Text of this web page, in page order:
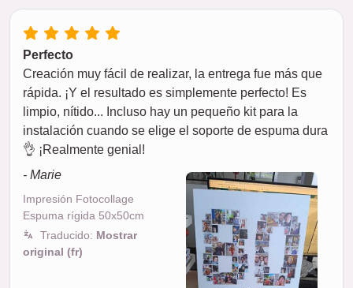
Perfecto
Creación muy fácil de realizar, la entrega fue más que
rápida. ¡Y el resultado es simplemente perfecto! Es
limpio, nítido... Incluso hay un pequeño kit para la
instalación cuando se elige el soporte de espuma dura
👌 ¡Realmente genial!
- Marie
Impresión Fotocollage
Espuma rígida 50x50cm
Traducido: Mostrar
original (fr)